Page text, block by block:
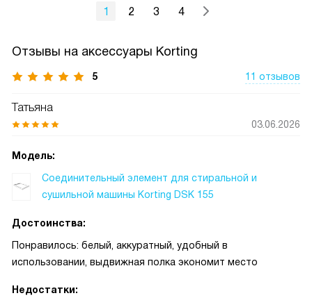
1 2 3 4
Отзывы на аксессуары Korting
5 11 отзывов
Татьяна
03.06.2026
Модель:
Соединительный элемент для стиральной и
сушильной машины Korting DSK 155
Достоинства:
Понравилось: белый, аккуратный, удобный в
использовании, выдвижная полка экономит место
Недостатки: